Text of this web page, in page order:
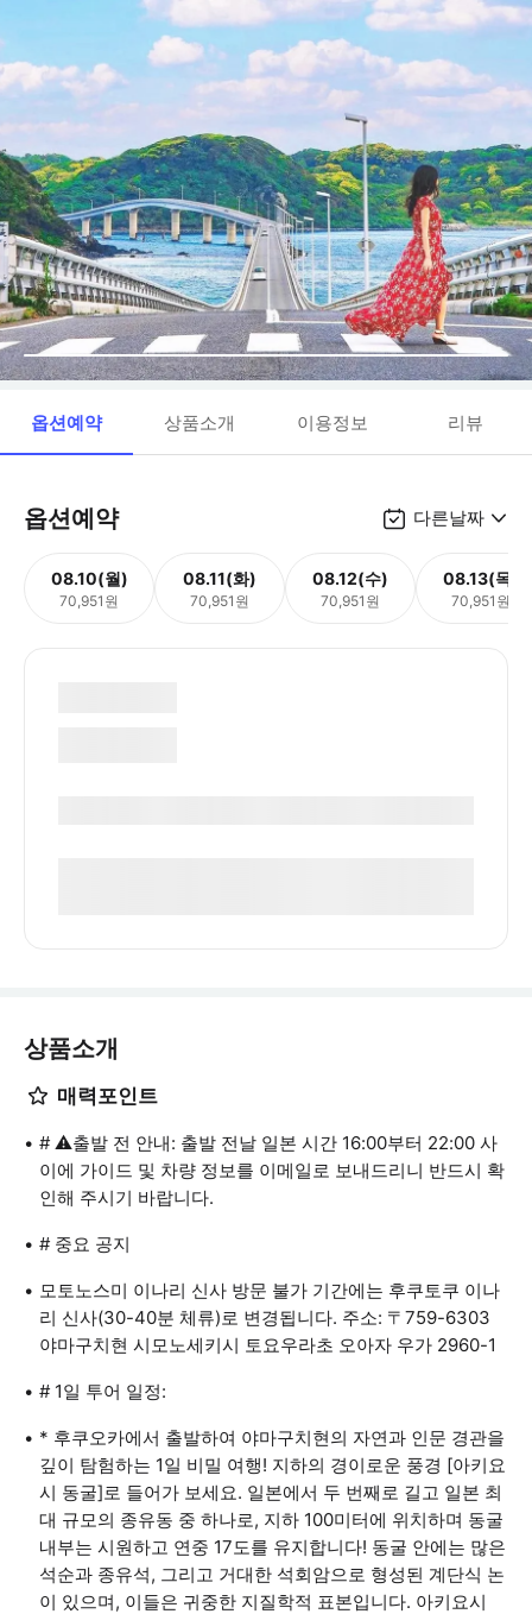
옵션예약 상품소개 이용정보 리뷰
옵션예약 다른날짜
08.10(월)
70,951원
08.11(화)
70,951원
08.12(수)
70,951원
08.13(목)
70,951원
상품소개
매력포인트
# ⚠출발 전 안내: 출발 전날 일본 시간 16:00부터 22:00 사
이에 가이드 및 차량 정보를 이메일로 보내드리니 반드시 확
인해 주시기 바랍니다.
# 중요 공지
모토노스미 이나리 신사 방문 불가 기간에는 후쿠토쿠 이나
리 신사(30-40분 체류)로 변경됩니다. 주소: 〒759-6303
야마구치현 시모노세키시 토요우라초 오아자 우가 2960-1
# 1일 투어 일정:
* 후쿠오카에서 출발하여 야마구치현의 자연과 인문 경관을
깊이 탐험하는 1일 비밀 여행! 지하의 경이로운 풍경 [아키요
시 동굴]로 들어가 보세요. 일본에서 두 번째로 길고 일본 최
대 규모의 종유동 중 하나로, 지하 100미터에 위치하며 동굴
내부는 시원하고 연중 17도를 유지합니다! 동굴 안에는 많은
석순과 종유석, 그리고 거대한 석회암으로 형성된 계단식 논
이 있으며, 이들은 귀중한 지질학적 표본입니다. 아키요시